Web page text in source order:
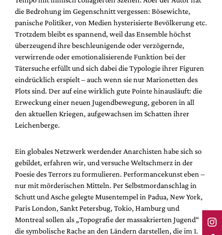
die Bedrohung im Gegenschnitt vergessen: Bösewichte,
panische Politiker, von Medien hysterisierte Bevölkerung etc.
Trotzdem bleibt es spannend, weil das Ensemble höchst
überzeugend ihre beschleunigende oder verzögernde,
verwirrende oder emotionalisierende Funktion bei der
Tätersuche erfüllt und sich dabei die Typologie ihrer Figuren
eindrücklich erspielt – auch wenn sie nur Marionetten des
Plots sind. Der auf eine wirklich gute Pointe hinausläuft: die
Erweckung einer neuen Jugendbewegung, geboren in all
den aktuellen Kriegen, aufgewachsen im Schatten ihrer
Leichenberge.
Ein globales Netzwerk werdender Anarchisten habe sich so
gebildet, erfahren wir, und versuche Weltschmerz in der
Poesie des Terrors zu formulieren. Performancekunst eben –
nur mit mörderischen Mitteln. Per Selbstmordanschlag in
Schutt und Asche gelegte Musentempel in Padua, New York,
Paris London, Sankt Petersbug, Tokio, Hamburg und
Montreal sollen als „Topografie der massakrierten Jugend“
die symbolische Rache an den Ländern darstellen, die im 1.